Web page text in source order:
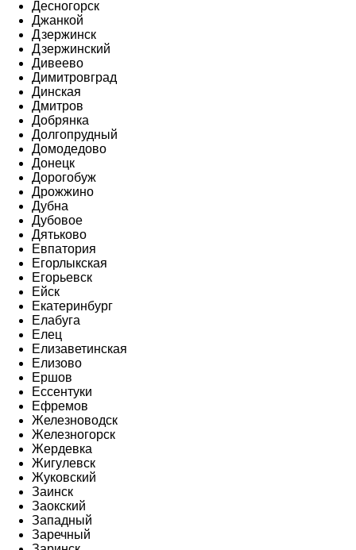
Десногорск
Джанкой
Дзержинск
Дзержинский
Дивеево
Димитровград
Динская
Дмитров
Добрянка
Долгопрудный
Домодедово
Донецк
Дорогобуж
Дрожжино
Дубна
Дубовое
Дятьково
Евпатория
Егорлыкская
Егорьевск
Ейск
Екатеринбург
Елабуга
Елец
Елизаветинская
Елизово
Ершов
Ессентуки
Ефремов
Железноводск
Железногорск
Жердевка
Жигулевск
Жуковский
Заинск
Заокский
Западный
Заречный